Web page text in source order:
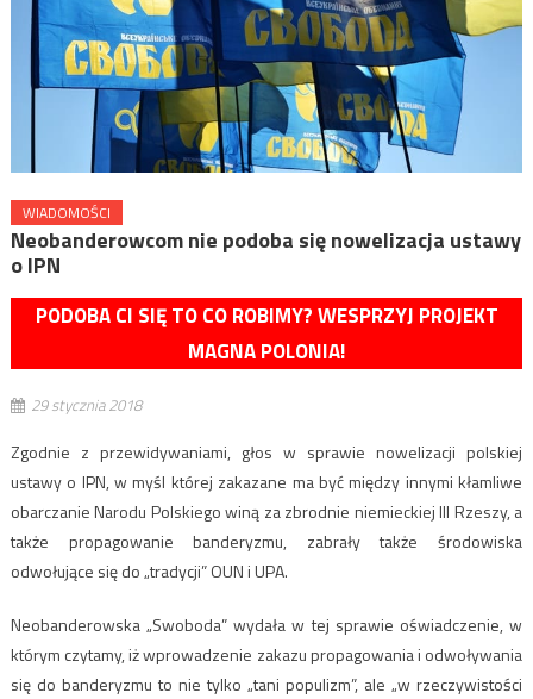
WIADOMOŚCI
Neobanderowcom nie podoba się nowelizacja ustawy
o IPN
PODOBA CI SIĘ TO CO ROBIMY? WESPRZYJ PROJEKT
MAGNA POLONIA!
29 stycznia 2018
Zgodnie z przewidywaniami, głos w sprawie nowelizacji polskiej
ustawy o IPN, w myśl której zakazane ma być między innymi kłamliwe
obarczanie Narodu Polskiego winą za zbrodnie niemieckiej III Rzeszy, a
także propagowanie banderyzmu, zabrały także środowiska
odwołujące się do „tradycji” OUN i UPA.
Neobanderowska „Swoboda” wydała w tej sprawie oświadczenie, w
którym czytamy, iż wprowadzenie zakazu propagowania i odwoływania
się do banderyzmu to nie tylko „tani populizm”, ale „w rzeczywistości